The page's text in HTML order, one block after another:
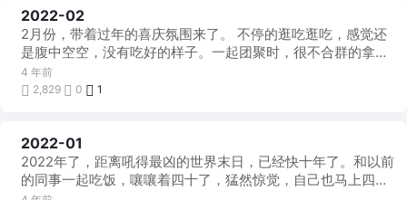
每
月
一
帖
2022-02
2月份，带着过年的喜庆氛围来了。 不停的逛吃逛吃，感觉还
是腹中空空，没有吃好的样子。一起团聚时，很不合群的拿着
手机看小说，七天假期，不长的一部小 ...
4 年前
2,829
0 1
每
月
一
帖
2022-01
2022年了，距离吼得最凶的世界末日，已经快十年了。和以前
的同事一起吃饭，嚷嚷着四十了，猛然惊觉，自己也马上四十